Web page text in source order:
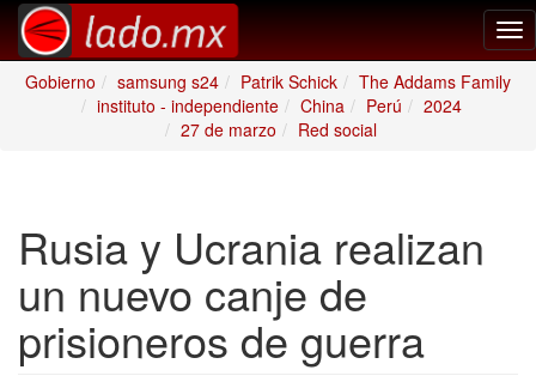
Gobierno
samsung s24 Patrik Schick
The Addams Family
instituto - independiente
China Perú
2024
27 de marzo
Red social
Rusia y Ucrania realizan
un nuevo canje de
prisioneros de guerra